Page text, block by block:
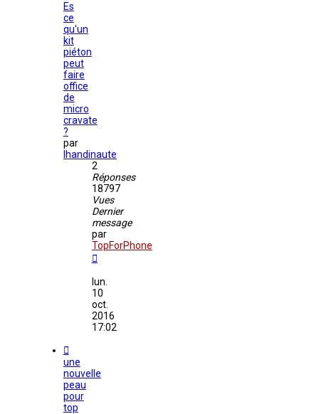
Es
ce
qu'un
kit
piéton
peut
faire
office
de
micro
cravate
?
par
lhandinaute
2
Réponses
18797
Vues
Dernier
message
par
TopForPhone
lun.
10
oct.
2016
17:02
une
nouvelle
peau
pour
top